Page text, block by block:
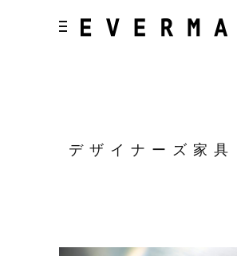
デザイナーズ家